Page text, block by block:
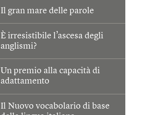
Il gran mare delle parole
È irresistibile l’ascesa degli
anglismi?
Un premio alla capacità di
adattamento
Il Nuovo vocabolario di base